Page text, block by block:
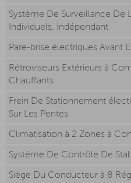
Système De Surveillance De
Individuels, Indépendant
Pare-brise électriques Avant
Rétroviseurs Extérieurs à
Chauffants
Frein De Stationnement
Sur Les Pentes
Climatisation à 2 Zones à
Système De Contrôle De
Siège Du Conducteur à 8